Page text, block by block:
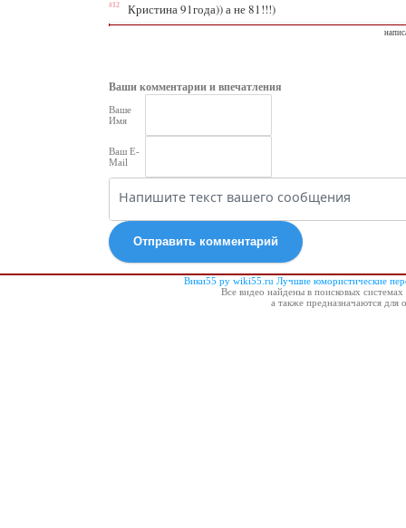
#12 Кристина 91года)) а не 81!!!)
Ваши комментарии и впечатления
Ваше
Имя
Ваш E-
Mail
Отправить комментарий
Вики55 ру wiki55.ru Лучшие юмористические
Все видео найдены в поисковых
а также предназначаются для